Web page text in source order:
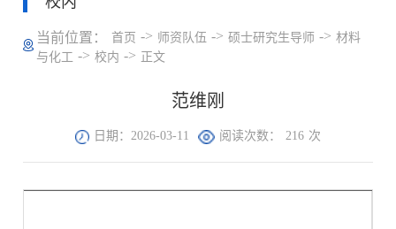
当前位置： 首页 -> 师资队伍 -> 硕士研究生导师 -> 材料
与化工 -> 校内 -> 正文
范维刚
日期：2026-03-11 阅读次数： 216 次